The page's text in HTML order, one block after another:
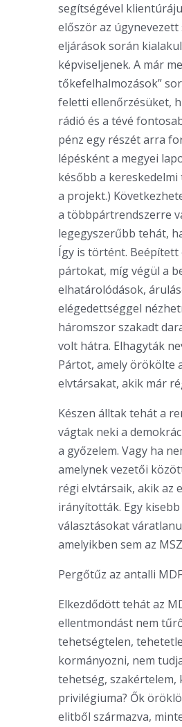
segítségével
először az
eljárások során
képviseljenek. A már
tőkefelhalmozások”
feletti ellenőrzésüket,
rádió és a tévé
pénz egy részét arra
lépésként a megyei
később a
a projekt.)
a többpártrendszerre
legegyszerűbb tehát,
Így is történt.
pártokat, míg végül a
elhatárolódások,
elégedettséggel
háromszor szakadt
volt hátra. Elhagyták
Pártot, amely örökölte
elvtársakat, akik már
Készen álltak tehát a
vágtak neki a
a győzelem. Vagy ha
amelynek vezetői
régi elvtársaik, akik az
irányították. Egy
választásokat
amelyikben sem az
Pergőtűz az antalli
Elkezdődött tehát az
ellentmondást nem
tehetségtelen,
kormányozni, nem
tehetség, szakértelem,
privilégiuma? Ők
elitből származva,